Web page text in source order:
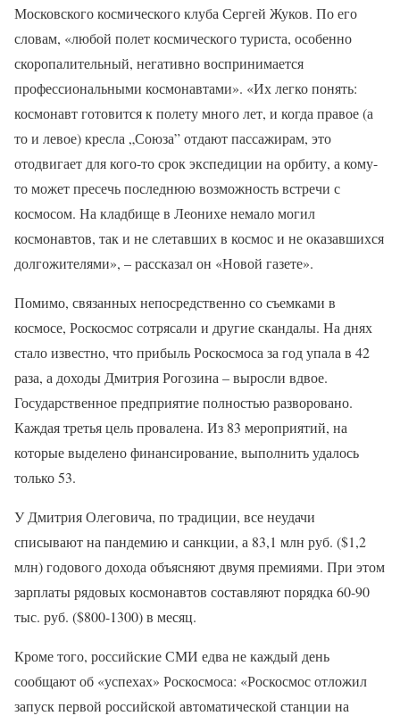
Московского космического клуба Сергей Жуков. По его
словам, «любой полет космического туриста, особенно
скоропалительный, негативно воспринимается
профессиональными космонавтами». «Их легко понять:
космонавт готовится к полету много лет, и когда правое (а
то и левое) кресла „Союза” отдают пассажирам, это
отодвигает для кого-то срок экспедиции на орбиту, а кому-
то может пресечь последнюю возможность встречи с
космосом. На кладбище в Леонихе немало могил
космонавтов, так и не слетавших в космос и не оказавшихся
долгожителями», – рассказал он «Новой газете».
Помимо, связанных непосредственно со съемками в
космосе, Роскосмос сотрясали и другие скандалы. На днях
стало известно, что прибыль Роскосмоса за год упала в 42
раза, а доходы Дмитрия Рогозина – выросли вдвое.
Государственное предприятие полностью разворовано.
Каждая третья цель провалена. Из 83 мероприятий, на
которые выделено финансирование, выполнить удалось
только 53.
У Дмитрия Олеговича, по традиции, все неудачи
списывают на пандемию и санкции, а 83,1 млн руб. ($1,2
млн) годового дохода объясняют двумя премиями. При этом
зарплаты рядовых космонавтов составляют порядка 60-90
тыс. руб. ($800-1300) в месяц.
Кроме того, российские СМИ едва не каждый день
сообщают об «успехах» Роскосмоса: «Роскосмос отложил
запуск первой российской автоматической станции на